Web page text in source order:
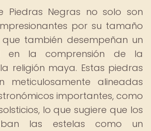
Piedras Negras no solo son
por su tamaño
también desempeñan un
en la comprensión de la
religión maya. Estas piedras
meticulosamente alineadas
importantes, como
lo que sugiere que los
las estelas como un